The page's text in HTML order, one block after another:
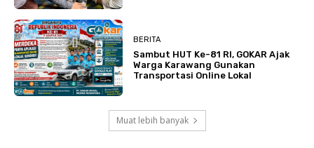
BERITA
Sambut HUT Ke-81 RI, GOKAR Ajak
Warga Karawang Gunakan
Transportasi Online Lokal
Muat lebih banyak